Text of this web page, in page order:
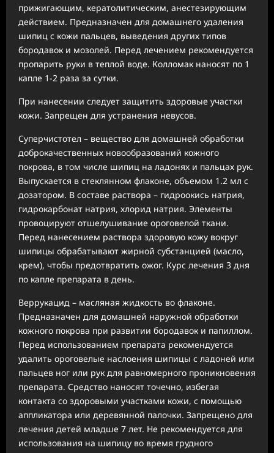
прижигающим, кератолитическим, анестезирующим
действием. Предназначен для домашнего удаления
шипиц с кожи пальцев, выведения других типов
бородавок и мозолей. Перед лечением рекомендуется
пропарить руки в теплой воде. Колломак наносят по 1
капле 1-2 раза за сутки.
При нанесении следует защитить здоровые участки
кожи. Запрещен для устранения невусов.
Суперчистотел – вещество для домашней обработки
доброкачественных новообразований кожного
покрова, в том числе шипиц на ладонях и пальцах рук.
Выпускается в стеклянном флаконе, объемом 1.2 мл с
дозатором. В составе раствора – гидроокись натрия,
гидрокарбонат натрия, хлорид натрия. Элементы
провоцируют отшелушивание ороговелой ткани.
Перед нанесением раствора здоровую кожу вокруг
шипицы обрабатывают жирной субстанцией (масло,
крем), чтобы предотвратить ожог. Курс лечения 3 дня
по капле препарата в день.
Веррукацид – масляная жидкость во флаконе.
Предназначен для домашней наружной обработки
кожного покрова при развитии бородавок и папиллом.
Перед использованием препарата рекомендуется
удалить ороговелые наслоения шипицы с ладоней или
пальцев ног или рук для равномерного проникновения
препарата. Средство наносят точечно, избегая
контакта со здоровыми участками кожи, с помощью
аппликатора или деревянной палочки. Запрещено для
лечения детей младше 7 лет. Не рекомендуется для
использования на шипицу во время грудного